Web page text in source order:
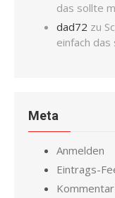
das sollte
dad72 zu
einfach
Meta
Anmelden
Eintrags-